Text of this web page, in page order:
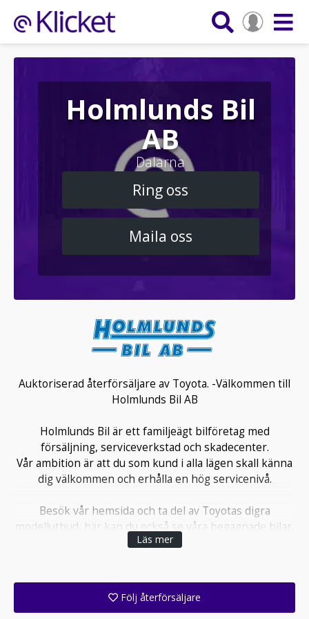
Holmlunds Bil
AB
Dalarna
Ring oss
Maila oss
Auktoriserad återförsäljare av Toyota. -Välkommen till
Holmlunds Bil AB
Holmlunds Bil är ett familjeägt bilföretag med
försäljning, serviceverkstad och skadecenter.
Vår ambition är att du som kund i alla lägen skall känna
dig välkommen och erhålla en hög servicenivå.
Besök vår hemsida och ta del av Toyotas digra
modellutbud, här kan du också se våra begagnade bilar.
Söker du en begagnad Toyota erbjuder vi dig Toyotas
hemsida.
Läs mer
Följ återförsäljare